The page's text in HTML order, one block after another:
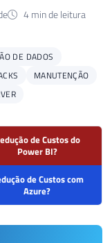
4 min de leitura
DE DADOS
MANUTENÇÃO
de Custos do
Power BI?
de Custos com
Azure?